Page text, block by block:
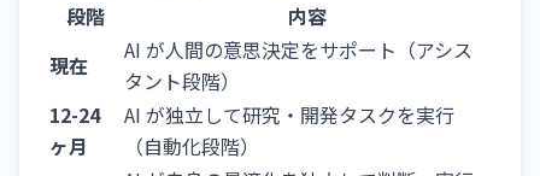
段階
内容
現在
AI が人間の意思決定をサポート（アシス
タント段階）
12-24
ヶ月
AI が独立して研究・開発タスクを実行
（自動化段階）